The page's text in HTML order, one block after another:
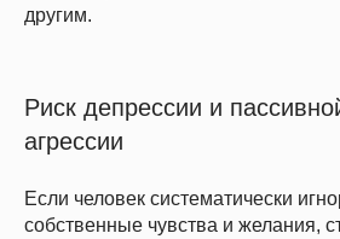
другим.
Риск депрессии и
агрессии
Если человек систематически
собственные чувства и желания,